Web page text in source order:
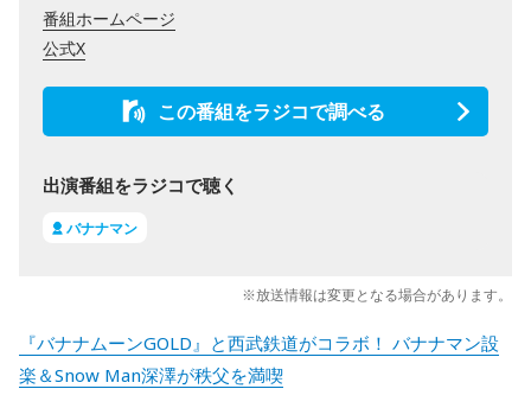
番組ホームページ
公式X
この番組をラジコで調べる
出演番組をラジコで聴く
バナナマン
※放送情報は変更となる場合があります。
『バナナムーンGOLD』と西武鉄道がコラボ！ バナナマン設
楽＆Snow Man深澤が秩父を満喫